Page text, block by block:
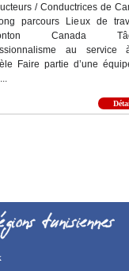
/ Conductrices de
parcours Lieux de
Canada
au
Faire partie d’une